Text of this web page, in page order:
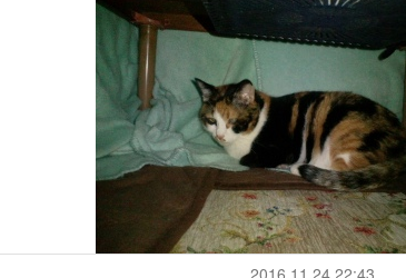
2016.11.24 22:43